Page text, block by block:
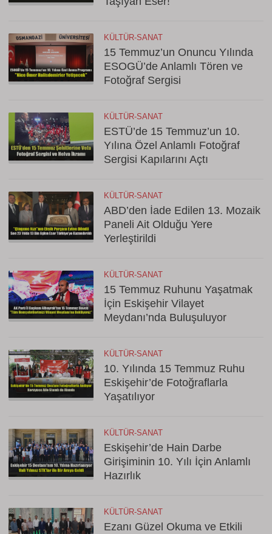
KÜLTÜR-SANAT
15 Temmuz’un Onuncu Yılında
ESOGÜ’de Anlamlı Tören ve
Fotoğraf Sergisi
KÜLTÜR-SANAT
ESTÜ’de 15 Temmuz’un 10.
Yılına Özel Anlamlı Fotoğraf
Sergisi Kapılarını Açtı
KÜLTÜR-SANAT
ABD’den İade Edilen 13. Mozaik
Paneli Ait Olduğu Yere
Yerleştirildi
KÜLTÜR-SANAT
15 Temmuz Ruhunu Yaşatmak
İçin Eskişehir Vilayet
Meydanı’nda Buluşuluyor
KÜLTÜR-SANAT
10. Yılında 15 Temmuz Ruhu
Eskişehir’de Fotoğraflarla
Yaşatılıyor
KÜLTÜR-SANAT
Eskişehir’de Hain Darbe
Girişiminin 10. Yılı İçin Anlamlı
Hazırlık
KÜLTÜR-SANAT
Ezanı Güzel Okuma ve Etkili